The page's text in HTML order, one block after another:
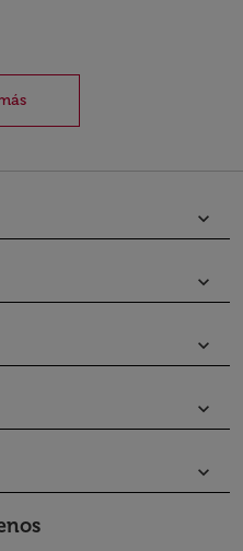
keyboard_arrow_down
keyboard_arrow_down
keyboard_arrow_down
keyboard_arrow_down
keyboard_arrow_down